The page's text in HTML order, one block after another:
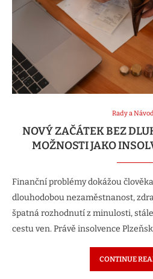
Rady a
NOVÝ ZAČÁTEK BEZ
MOŽNOSTI JAKO
Finanční problémy dokážou
dlouhodobou nezaměstnanost,
špatná rozhodnutí z minulosti,
cestu ven. Právě insolvence
CONTINUE